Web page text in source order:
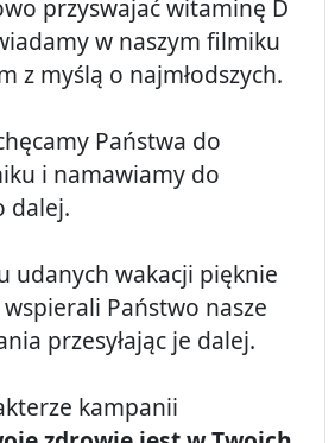
przyswajać witaminę D
w naszym filmiku
z myślą o najmłodszych.
Państwa do
i namawiamy do
dalej.
udanych wakacji pięknie
Państwo nasze
przesyłając je dalej.
kampanii